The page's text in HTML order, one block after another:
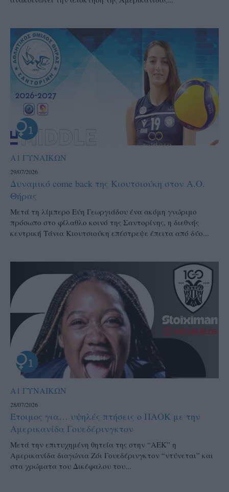
Α1 ΓΥΝΑΙΚΩΝ
29/07/2026
Δυναμικό come back της Κιουτσιούκη στον Α.Ο.
Θήρας
Μετά τη λίμπερο Εύη Γεωργιάδου ένα ακόμη γνώριμο
πρόσωπο στο φίλαθλο κοινό της Σαντορίνης, η διεθνής
κεντρική Τάνια Κιουτσιούκη επέστρεψε έπειτα από δύο...
Α1 ΓΥΝΑΙΚΩΝ
28/07/2026
Έτοιμος για… υψηλές πτήσεις ο ΠΑΟΚ με την
Αμερικανίδα Γουεδέρινγκτον
Μετά την επιτυχημένη θητεία της στην “ΑΕΚ” η
Αμερικανίδα διαγώνια Ζόι Γουεδέρινγκτον “ντύνεται” και
στα χρώματα του Δικέφαλου του...